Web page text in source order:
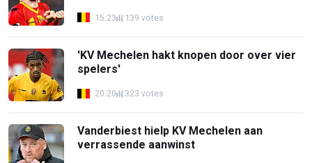
15:23 139 votes
'KV Mechelen hakt knopen door over vier
spelers'
20:20 323 votes
Vanderbiest hielp KV Mechelen aan
verrassende aanwinst